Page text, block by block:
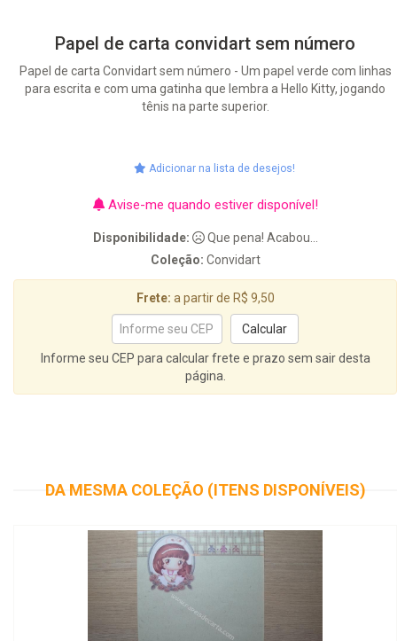
Papel de carta convidart sem número
Papel de carta Convidart sem número - Um papel verde com linhas
para escrita e com uma gatinha que lembra a Hello Kitty, jogando
tênis na parte superior.
Adicionar na lista de desejos!
Avise-me quando estiver disponível!
Disponibilidade:
Que pena! Acabou...
Coleção: Convidart
Frete: a partir de R$ 9,50
Informe seu CEP para calcular frete e prazo sem sair desta
página.
DA MESMA COLEÇÃO (ITENS DISPONÍVEIS)